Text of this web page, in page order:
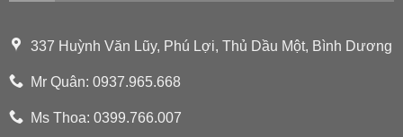
337 Huỳnh Văn Lũy, Phú Lợi, Thủ Dầu Một, Bình Dương
Mr Quân: 0937.965.668
Ms Thoa: 0399.766.007